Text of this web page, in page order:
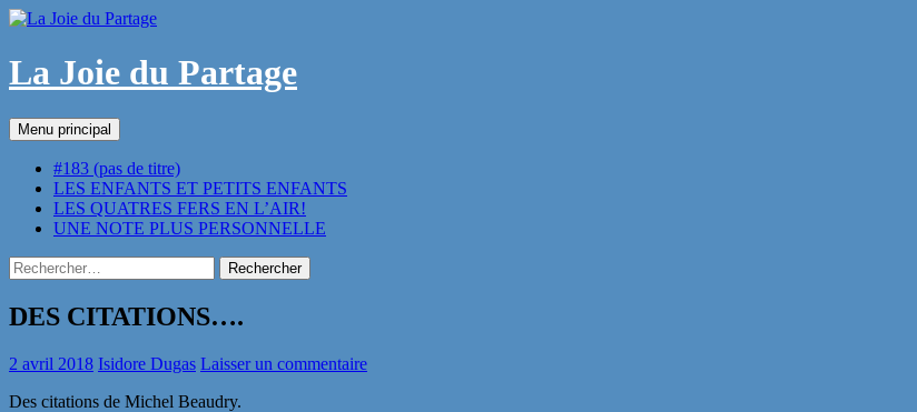
Aller
contenu
La Joie du Partage
Recherche
Menu principal
#183 (pas de titre)
LES ENFANTS ET PETITS ENFANTS
LES QUATRES FERS EN L’AIR!
UNE NOTE PLUS PERSONNELLE
Rechercher :
DES CITATIONS….
2 avril 2018 Isidore Dugas Laisser un commentaire
Des citations de Michel Beaudry.